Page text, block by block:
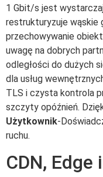
1 Gbit/s jest
restrukturyzuje wąskie
przechowywanie
uwagę na dobrych
odległości do dużych
dla usług
TLS i czysta kontrola
szczyty opóźnień.
Użytkownik-
ruchu.
CDN,